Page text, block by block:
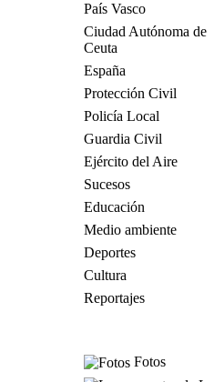
País Vasco
Ciudad Autónoma de
Ceuta
España
Protección Civil
Policía Local
Guardia Civil
Ejército del Aire
Sucesos
Educación
Medio ambiente
Deportes
Cultura
Reportajes
Fotos